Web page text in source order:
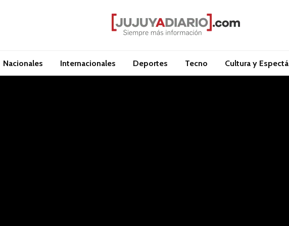
Nacionales Internacionales Deportes Tecno Cultura y